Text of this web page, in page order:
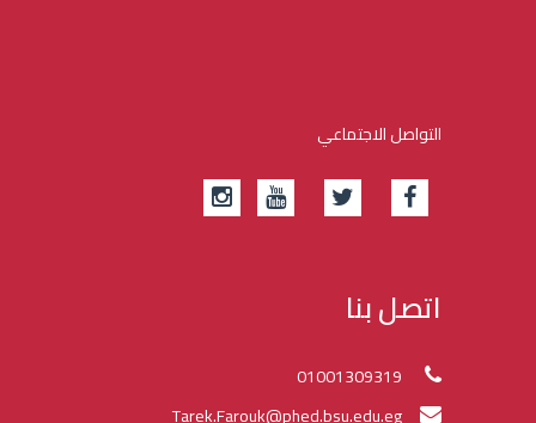
التواصل الاجتماعي
اتصل بنا